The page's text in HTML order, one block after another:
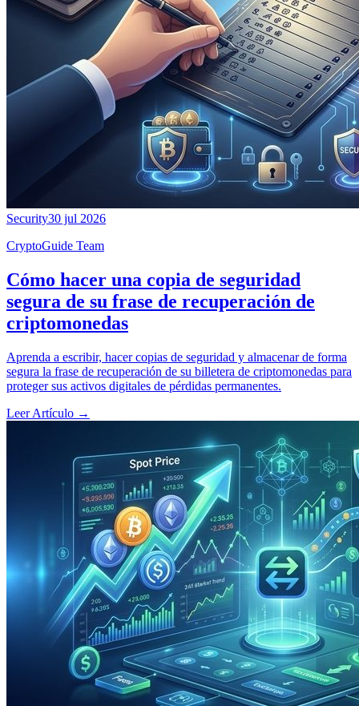
Security30 jul 2026
CryptoGuide Team
Cómo hacer una copia de seguridad
segura de su frase de recuperación de
criptomonedas
Aprenda a escribir, hacer copias de seguridad y almacenar de forma
segura la frase de recuperación de su billetera de criptomonedas para
proteger sus activos digitales de pérdidas permanentes.
Leer Artículo →